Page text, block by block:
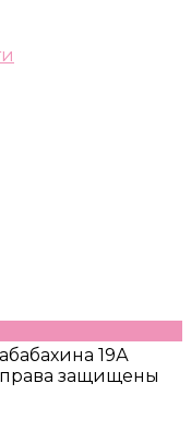
19А
права защищены